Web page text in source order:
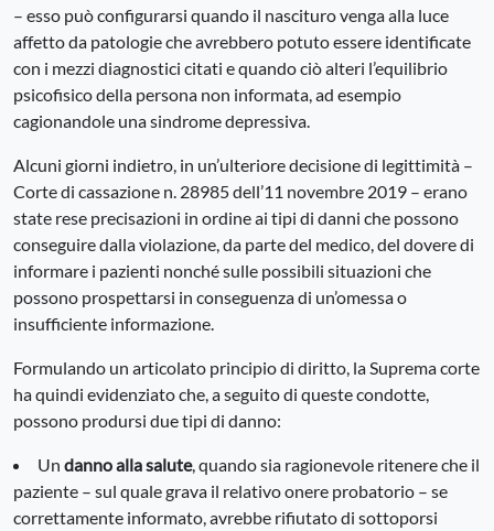
– esso può configurarsi quando il nascituro venga alla luce
affetto da patologie che avrebbero potuto essere identificate
con i mezzi diagnostici citati e quando ciò alteri l’equilibrio
psicofisico della persona non informata, ad esempio
cagionandole una sindrome depressiva.
Alcuni giorni indietro, in un’ulteriore decisione di legittimità –
Corte di cassazione n. 28985 dell’11 novembre 2019 – erano
state rese precisazioni in ordine ai tipi di danni che possono
conseguire dalla violazione, da parte del medico, del dovere di
informare i pazienti nonché sulle possibili situazioni che
possono prospettarsi in conseguenza di un’omessa o
insufficiente informazione.
Formulando un articolato principio di diritto, la Suprema corte
ha quindi evidenziato che, a seguito di queste condotte,
possono prodursi due tipi di danno:
Un danno alla salute, quando sia ragionevole ritenere che il
paziente – sul quale grava il relativo onere probatorio – se
correttamente informato, avrebbe rifiutato di sottoporsi